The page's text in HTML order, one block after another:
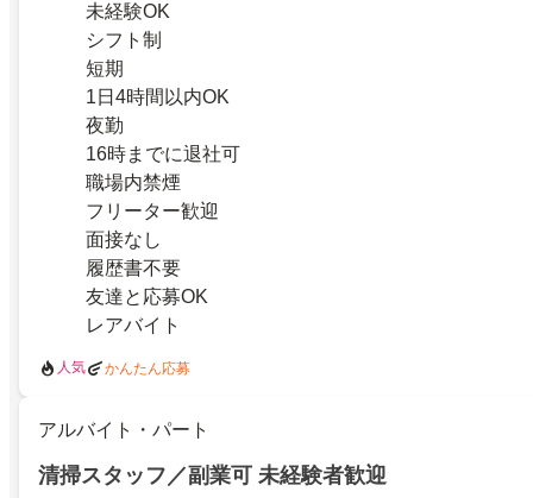
未経験OK
シフト制
短期
1日4時間以内OK
夜勤
16時までに退社可
職場内禁煙
フリーター歓迎
面接なし
履歴書不要
友達と応募OK
レアバイト
人気 かんたん応募
アルバイト・パート
清掃スタッフ／副業可 未経験者歓迎